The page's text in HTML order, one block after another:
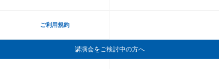
ご利用規約
講演会をご検討中の方へ